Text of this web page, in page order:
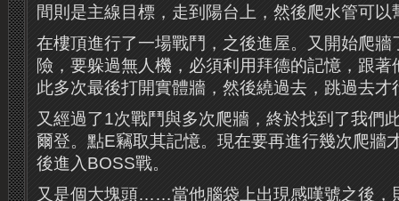
間則是主線目標，走到陽台上，然後爬水管可以
在樓頂進行了一場戰鬥，之後進屋。又開始爬牆
險，要躲過無人機，必須利用拜德的記憶，跟
此多次最後打開實體牆，然後繞過去，跳過去才
又經過了1次戰鬥與多次爬牆，終於找到了我
爾登。點E竊取其記憶。現在要再進行幾次爬牆
後進入BOSS戰。
又是個大塊頭……當他腦袋上出現感嘆號之後，